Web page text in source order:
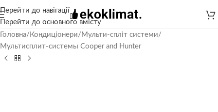
Перейти до навігації
Перейти до основного вмісту
Головна/ Кондиціонери/ Мульти-спліт системи/
Мультисплит-системы Cooper and Hunter